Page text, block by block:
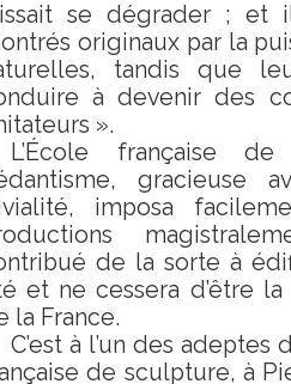
se dégrader ; et
originaux par la
tandis que
à devenir des
».
L’École française
gracieuse
imposa
de la sorte à
et ne cessera d’être
la France.
C’est à l’un des
de sculpture, à